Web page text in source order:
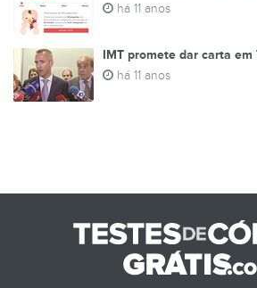
há 11 anos
IMT promete dar carta em
há 11 anos